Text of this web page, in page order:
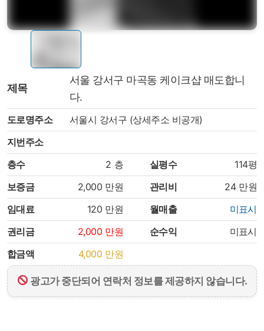
제목
서울 강서구 마곡동 케이크샵 매도합니
다.
도로명주소
서울시 강서구 (상세주소 비공개)
지번주소
층수
2 층 실평수
114평
보증금
2,000 만원 관리비 24 만원
임대료
120 만원 월매출
미표시
권리금
2,000 만원 순수익
미표시
합금액
4,000 만원
광고가 중단되어 연락처 정보를 제공하지 않습니다.